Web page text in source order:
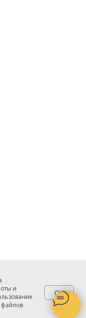
и
файлов
OK